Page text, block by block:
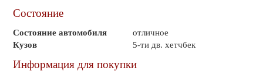
Состояние
Состояние автомобиля
отличное
Кузов
5-ти дв. хетчбек
Информация для покупки